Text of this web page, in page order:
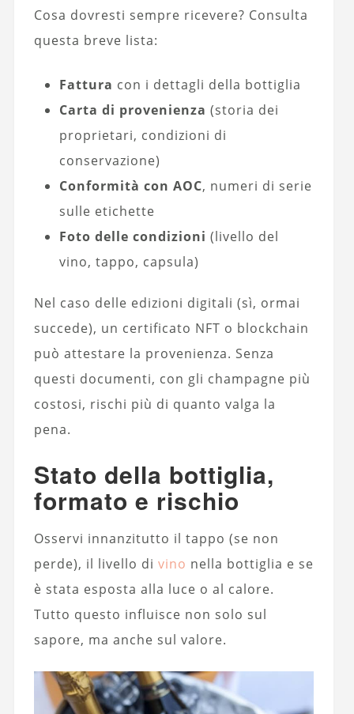
Cosa dovresti sempre ricevere? Consulta
questa breve lista:
Fattura con i dettagli della bottiglia
Carta di provenienza (storia dei
proprietari, condizioni di
conservazione)
Conformità con AOC, numeri di serie
sulle etichette
Foto delle condizioni (livello del
vino, tappo, capsula)
Nel caso delle edizioni digitali (sì, ormai
succede), un certificato NFT o blockchain
può attestare la provenienza. Senza
questi documenti, con gli champagne più
costosi, rischi più di quanto valga la
pena.
Stato della bottiglia,
formato e rischio
Osservi innanzitutto il tappo (se non
perde), il livello di vino nella bottiglia e se
è stata esposta alla luce o al calore.
Tutto questo influisce non solo sul
sapore, ma anche sul valore.